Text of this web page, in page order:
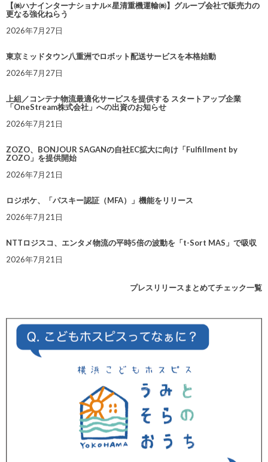
【㈱ハナインターナショナル×星清重機運輸㈱】グループ会社で販売力の
更なる強化ねらう
2026年7月27日
東京ミッドタウン八重洲でロボット配送サービスを本格始動
2026年7月27日
上組／コンテナ物流最適化サービスを提供する スタートアップ企業
「OneStream株式会社」への出資のお知らせ
2026年7月21日
ZOZO、BONJOUR SAGANの自社EC拡大に向け「Fulfillment by
ZOZO」を提供開始
2026年7月21日
ロジポケ、「パスキー認証（MFA）」機能をリリース
2026年7月21日
NTTロジスコ、エンタメ物流の平時5倍の波動を「t-Sort MAS」で吸収
2026年7月21日
プレスリリースまとめてチェック一覧